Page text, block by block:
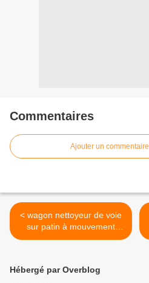
Commentaires
Ajouter un commentaire
< wagon nettoyeur de voie
sur patin à mouvement
orbital (suite)
Hébergé par Overblog